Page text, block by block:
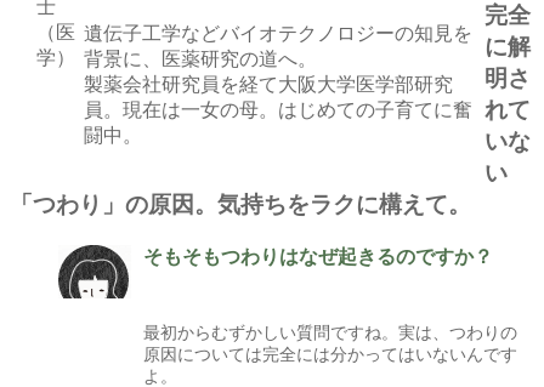
遺伝子工学などバイオテクノロジーの知見を
背景に、医薬研究の道へ。
製薬会社研究員を経て大阪大学医学部研究
員。現在は一女の母。はじめての子育てに奮
闘中。
完全
に解
明さ
れて
いな
い
「つわり」の原因。気持ちをラクに構えて。
そもそもつわりはなぜ起きるのですか？
最初からむずかしい質問ですね。実は、つわりの
原因については完全には分かってはいないんです
よ。